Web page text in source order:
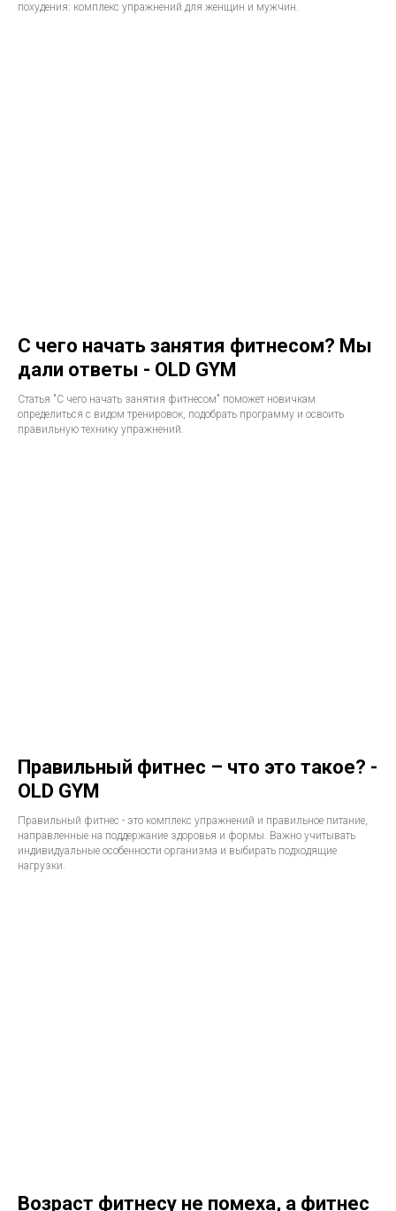
похудения: комплекс упражнений для женщин и мужчин.
С чего начать занятия фитнесом? Мы
дали ответы - OLD GYM
Статья "С чего начать занятия фитнесом" поможет новичкам
определиться с видом тренировок, подобрать программу и освоить
правильную технику упражнений.
Правильный фитнес – что это такое? -
OLD GYM
Правильный фитнес - это комплекс упражнений и правильное питание,
направленные на поддержание здоровья и формы. Важно учитывать
индивидуальные особенности организма и выбирать подходящие
нагрузки.
Возраст фитнесу не помеха, а фитнес